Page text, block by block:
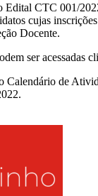
Edital CTC 001/
cujas
Docente.
ser acessadas
Calendário de